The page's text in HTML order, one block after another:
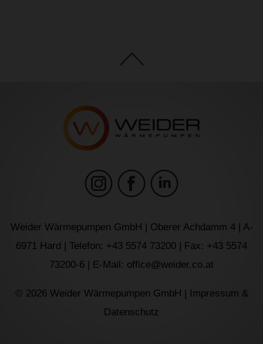
Weider Wärmepumpen GmbH | Oberer Achdamm 4 | A-
6971 Hard | Telefon: +43 5574 73200 | Fax: +43 5574
73200-6 | E-Mail: office@weider.co.at
© 2026 Weider Wärmepumpen GmbH |
Impressum &
Datenschutz